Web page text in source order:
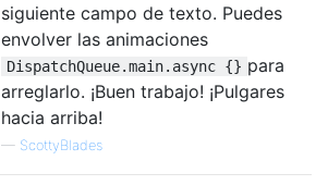
siguiente campo de texto. Puedes
envolver las animaciones
DispatchQueue.main.async {} para
arreglarlo. ¡Buen trabajo! ¡Pulgares
hacia arriba!
— ScottyBlades